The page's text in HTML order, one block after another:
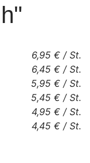
6,95 € / St.
6,45 € / St.
5,95 € / St.
5,45 € / St.
4,95 € / St.
4,45 € / St.